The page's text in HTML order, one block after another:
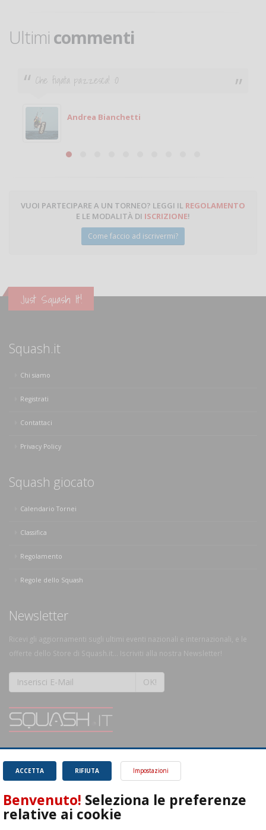
Ultimi commenti
Che figata pazzesca! :O
Andrea Bianchetti
VUOI PARTECIPARE A UN TORNEO? LEGGI IL REGOLAMENTO
E LE MODALITÀ DI ISCRIZIONE!
Come faccio ad iscrivermi?
Just Squash It!
Squash.it
Chi siamo
Registrati
Contattaci
Privacy Policy
Squash giocato
Calendario Tornei
Classifica
Regolamento
Regole dello Squash
Newsletter
Ricevi gli aggiornamenti sugli ultimi eventi nazionali e internazionali, e le
offerte dello Store di Squash.it... Iscriviti alla nostra Newsletter!
OK!
magnifico sport.
Leggi
RIFIUTA
ACCETTA Impostazioni
Benvenuto! Seleziona le preferenze
relative ai cookie